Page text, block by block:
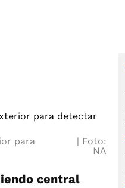
para
Foto:
NA
central